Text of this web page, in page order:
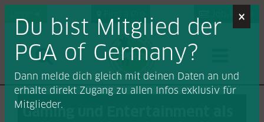
Job-Portal
Gaming und Entertainment als
×
Du bist Mitglied der
PGA of Germany?
Dann melde dich gleich mit deinen Daten an und
erhalte direkt Zugang zu allen Infos exklusiv für
Mitglieder.